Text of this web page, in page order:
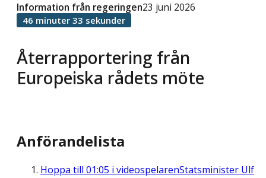
Återrapportering från
Europeiska rådets möte
Information från regeringen23 juni 2026
46 minuter 33 sekunder
Anförandelista
Hoppa till 01:05 i videospelarenStatsminister Ulf